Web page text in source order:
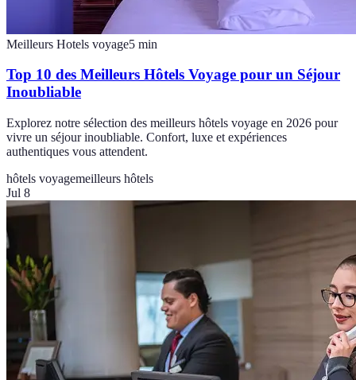
Meilleurs Hotels voyage5 min
Top 10 des Meilleurs Hôtels Voyage pour un Séjour
Inoubliable
Explorez notre sélection des meilleurs hôtels voyage en 2026 pour
vivre un séjour inoubliable. Confort, luxe et expériences
authentiques vous attendent.
hôtels voyagemeilleurs hôtels
Jul 8